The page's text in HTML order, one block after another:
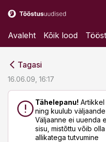
Avaleht Kõik lood
Tagasi
16.06.09, 16:17
Tähelepanu! Artikkel
ning kuulub
Väljaanne ei uuenda
sisu, mistõttu võib
allikatega tutvumine